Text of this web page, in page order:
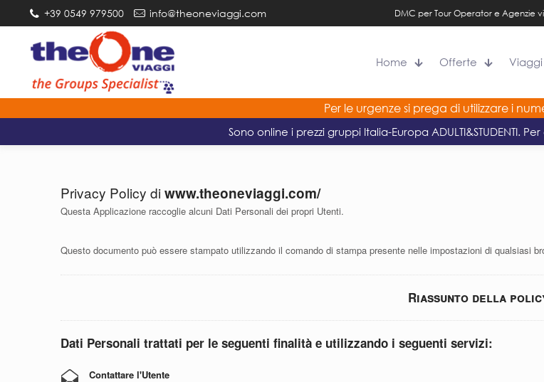
+39 0549 979500 info@theoneviaggi.com DMC per Tour Operator e Agenzie
Home Offerte Viaggi
Per le urgenze si prega di utilizzare i
Sono online i prezzi gruppi Italia-Europa ADULTI&STUDENTI.
Privacy Policy di www.theoneviaggi.com/
Questa Applicazione raccoglie alcuni Dati Personali dei propri Utenti.
Questo documento può essere stampato utilizzando il comando di stampa presente nelle impostazioni di qualsiasi
Riassunto della
Dati Personali trattati per le seguenti finalità e utilizzando i seguenti servizi:
Contattare l'Utente